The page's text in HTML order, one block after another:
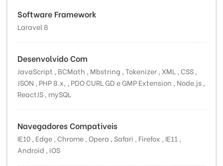
Software Framework
Laravel 8
Desenvolvido Com
JavaScript , BCMath , Mbstring , Tokenizer , XML , CSS ,
JSON , PHP 8.x, , PDO CURL GD e GMP Extension , Node.js ,
ReactJS , mySQL
Navegadores Compativeis
IE10 , Edge , Chrome , Opera , Safari , Firefox , IE11 ,
Android , iOS